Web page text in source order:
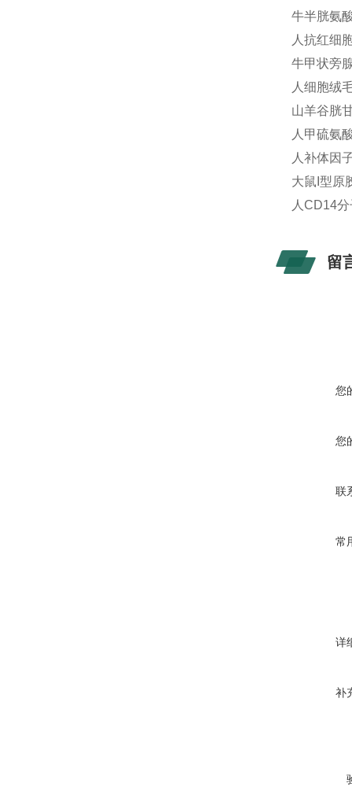
牛半胱氨
人抗红细
牛甲状旁
人细胞绒
山羊谷胱
人甲硫氨
人补体因
大鼠I型原
人CD14
留
您
您
联
常
详
补